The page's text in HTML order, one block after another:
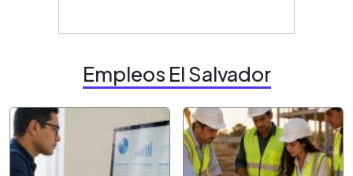
Empleos El Salvador